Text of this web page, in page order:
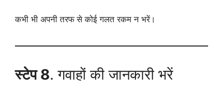
कभी भी अपनी तरफ से कोई गलत रकम न भरें।
स्टेप 8. गवाहों की जानकारी भरें